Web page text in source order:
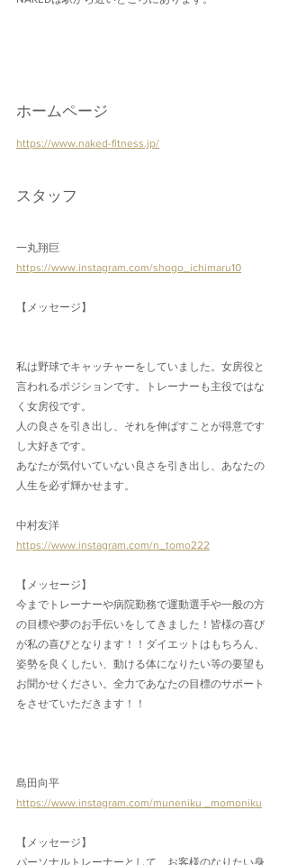
ホームページ
https://www.naked-fitness.jp/
スタッフ
一丸翔巨
https://www.instagram.com/shogo_ichimaru10
【メッセージ】
私は野球でキャッチャーをしていました。女房役と
言われるポジションです。トレーナーも主役ではな
く女房役です。
人の良さを引き出し、それを伸ばすことが得意です
し大好きです。
あなたが気付いていない良さを引き出し、あなたの
人生を必ず輝かせます。
中村友洋
https://www.instagram.com/n_tomo222
【メッセージ】
今までトレーナーや病院勤務で運動選手や一般の方
の目標や夢のお手伝いをしてきました！皆様の喜び
が私の喜びとなります！！ダイエットはもちろん、
姿勢を良くしたい、動ける体になりたい等の要望も
お聞かせください。全力であなたの目標のサポート
をさせていただきます！！
島田向平
https://www.instagram.com/muneniku _momoniku
【メッセージ】